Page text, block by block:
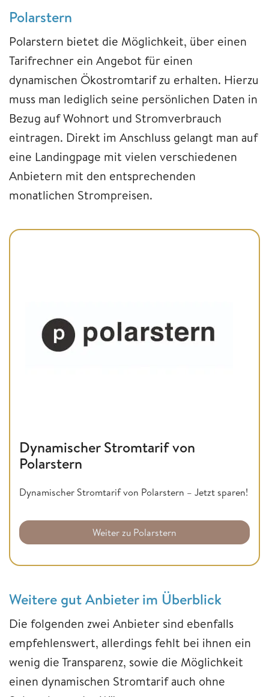
Polarstern
Polarstern bietet die Möglichkeit, über einen
Tarifrechner ein Angebot für einen
dynamischen Ökostromtarif zu erhalten. Hierzu
muss man lediglich seine persönlichen Daten in
Bezug auf Wohnort und Stromverbrauch
eintragen. Direkt im Anschluss gelangt man auf
eine Landingpage mit vielen verschiedenen
Anbietern mit den entsprechenden
monatlichen Strompreisen.
Dynamischer Stromtarif von
Polarstern
Dynamischer Stromtarif von Polarstern – Jetzt sparen!
Weiter zu Polarstern
Weitere gut Anbieter im Überblick
Die folgenden zwei Anbieter sind ebenfalls
empfehlenswert, allerdings fehlt bei ihnen ein
wenig die Transparenz, sowie die Möglichkeit
einen dynamischen Stromtarif auch ohne